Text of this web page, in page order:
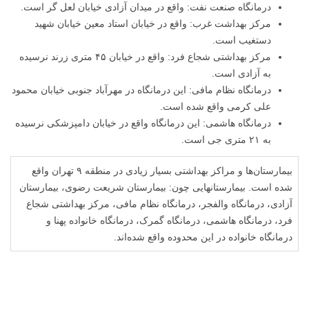
درمانگاه صنعت نفت: واقع در میدان آزادی خیابان لعل گر است.
مرکز بهداشت غرب: واقع در خیابان استاد معین خیابان شهید
دستغیب است.
مرکز بهداشتی شجاع فرد: واقع در خیابان ۴۵ متری زرند نرسیده
به آزادی است.
درمانگاه نظام مافی: این درمانگاه در مهرآباد جنوبی خیابان محمود
علی کرمی واقع شده است.
درمانگاه هاشمی: این درمانگاه واقع در خیابان دامپزشکی نرسیده
به ۲۱ متری جی است.
بیمارستان‌ها و مراکز بهداشتی بسیار زیادی در منطقه ۹ تهران واقع
شده است. بیمارستانهایی چون: بیمارستان شریعت رضوی، بیمارستان
آزادی، درمانگاه والفجر، درمانگاه نظام مافی، مرکز بهداشتی شجاع
فرد، درمانگاه هاشمی، درمانگاه گمرک، درمانگاه خانواده پهنا و
درمانگاه خانواده در این محدوده واقع شده‌اند.